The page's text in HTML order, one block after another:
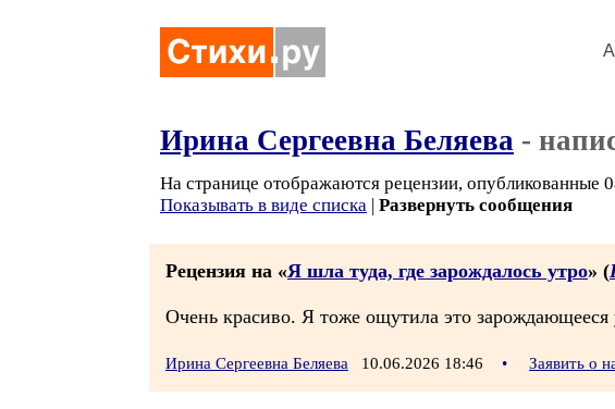
Ирина Сергеевна Беляева -
На странице отображаются рецензии, опубликованные
Показывать в виде списка | Развернуть сообщения
Рецензия на «Я шла туда, где зарождалось утро» (
Очень красиво. Я тоже ощутила это зарождающееся
Ирина Сергеевна Беляева 10.06.2026 18:46 • Заявить о